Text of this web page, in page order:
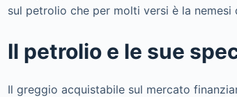
sul petrolio che per molti versi è la nemesi
Il petrolio e le sue
Il greggio acquistabile sul mercato